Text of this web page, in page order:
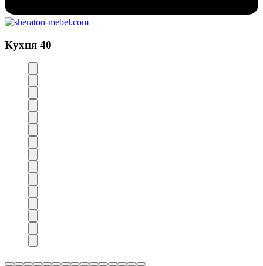
Кухня 40